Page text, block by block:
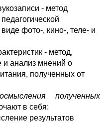
- метод
фото-, кино-, теле- и
- метод,
анализ мнений о
полученных от
полученных
в себя:
результатов